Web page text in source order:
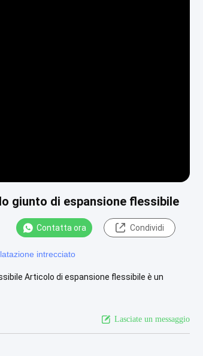
giunto di espansione flessibile
Contatta ora Condividi
intrecciato
Articolo di espansione flessibile è un
Lasciate un messaggio